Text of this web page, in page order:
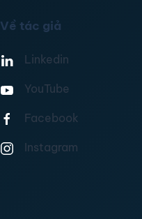
Về tác giả
Linkedin
YouTube
Facebook
Instagram